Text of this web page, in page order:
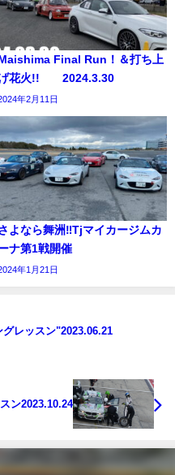
Final Run！＆打ち上
花火!! 2024.3.30
年2月11日
よなら舞洲‼Tjマイカージムカ
ナ第1戦開催
年1月21日
レッスン"2023.06.21
ン2023.10.24